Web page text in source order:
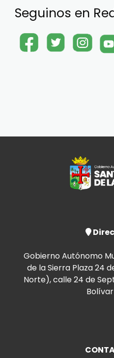
Seguinos en
Gobierno Autónomo
de la Sierra Plaza 24
Norte), calle 24 de
Bolívar